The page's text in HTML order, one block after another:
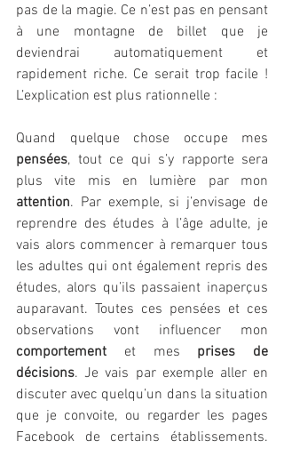
pas de la magie. Ce n’est pas en pensant
à une montagne de billet que je
deviendrai automatiquement et
rapidement riche. Ce serait trop facile !
L’explication est plus rationnelle :
Quand quelque chose occupe mes
pensées, tout ce qui s’y rapporte sera
plus vite mis en lumière par mon
attention. Par exemple, si j’envisage de
reprendre des études à l’âge adulte, je
vais alors commencer à remarquer tous
les adultes qui ont également repris des
études, alors qu’ils passaient inaperçus
auparavant. Toutes ces pensées et ces
observations vont influencer mon
comportement et mes prises de
décisions. Je vais par exemple aller en
discuter avec quelqu’un dans la situation
que je convoite, ou regarder les pages
Facebook de certains établissements.